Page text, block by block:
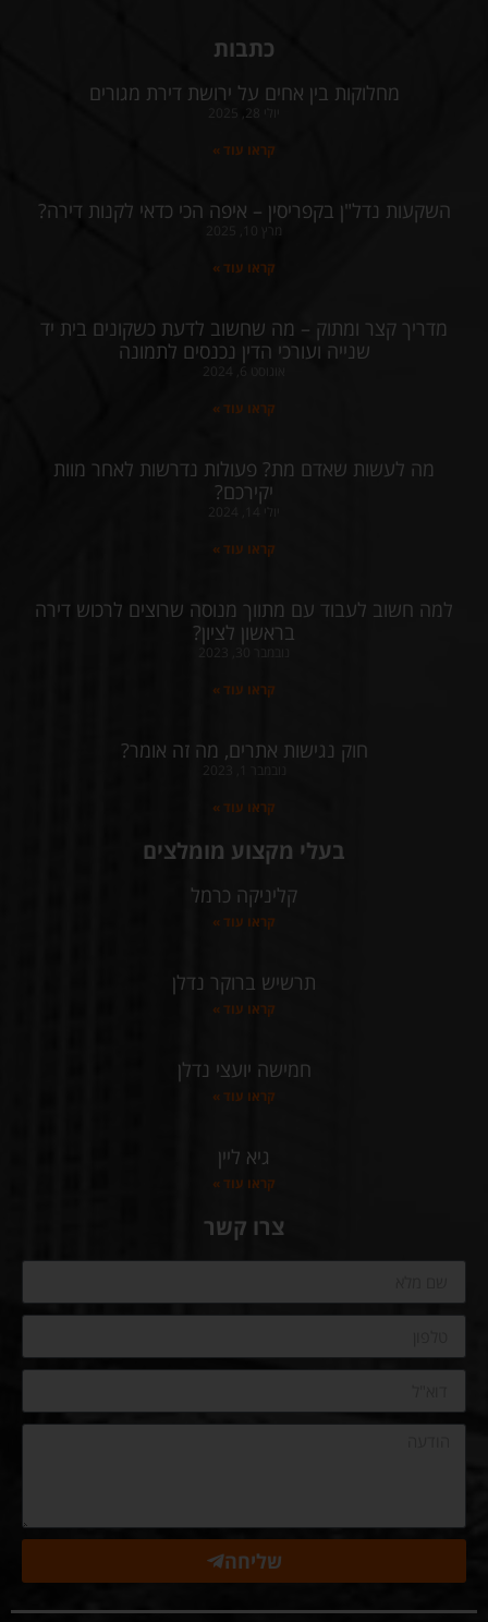
כתבות
מחלוקות בין אחים על ירושת דירת מגורים
קראו עוד »
השקעות נדל"ן בקפריסין – איפה הכי כדאי לקנות דירה?
קראו עוד »
מדריך קצר ומתוק – מה שחשוב לדעת כשקונים בית יד
שנייה ועורכי הדין נכנסים לתמונה
קראו עוד »
מה לעשות שאדם מת? פעולות נדרשות לאחר מוות
יקירכם?
קראו עוד »
למה חשוב לעבוד עם מתווך מנוסה שרוצים לרכוש דירה
בראשון לציון?
קראו עוד »
חוק נגישות אתרים, מה זה אומר?
קראו עוד »
בעלי מקצוע מומלצים
קליניקה כרמל
קראו עוד »
תרשיש ברוקר נדלן
קראו עוד »
חמישה יועצי נדלן
קראו עוד »
גיא ליין
קראו עוד »
צרו קשר
שליחה